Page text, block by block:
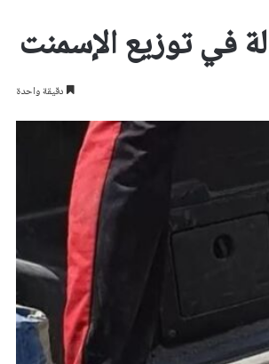
في توزيع الإسمنت
دقيقة واحدة